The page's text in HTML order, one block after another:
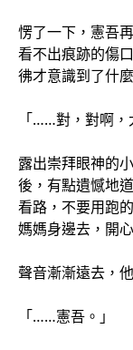
愣了一下，憲吾
看不出痕跡的傷
彿才意識到了什
「……對，對啊，
露出崇拜眼神的
後，有點遺憾地
看路，不要用跑
媽媽身邊去，開
聲音漸漸遠去，
「……憲吾。」